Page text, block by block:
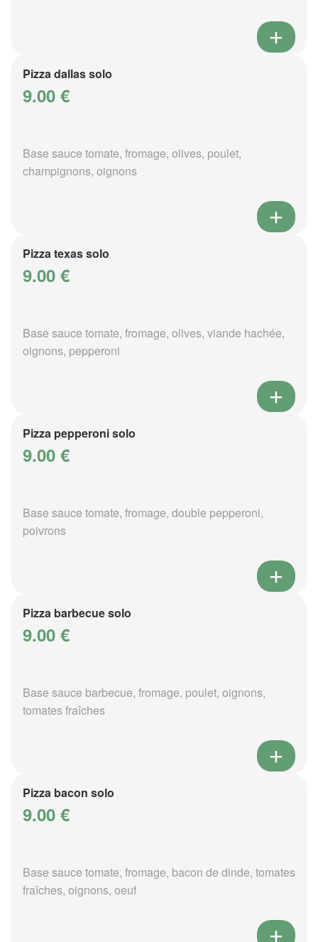
Pizza dallas solo
9.00 €
Base sauce tomate, fromage, olives, poulet,
champignons, oignons
Pizza texas solo
9.00 €
Base sauce tomate, fromage, olives, viande hachée,
oignons, pepperoni
Pizza pepperoni solo
9.00 €
Base sauce tomate, fromage, double pepperoni,
poivrons
Pizza barbecue solo
9.00 €
Base sauce barbecue, fromage, poulet, oignons,
tomates fraîches
Pizza bacon solo
9.00 €
Base sauce tomate, fromage, bacon de dinde, tomates
fraîches, oignons, oeuf